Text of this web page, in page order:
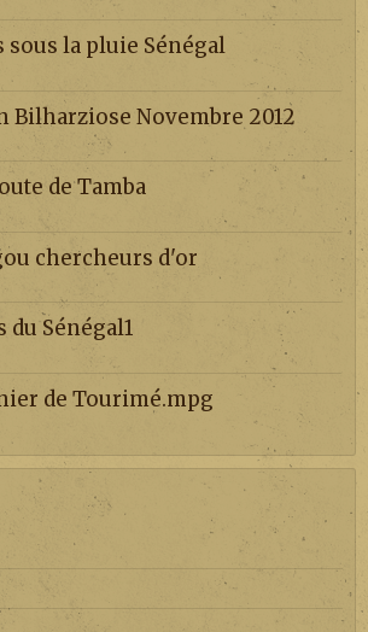
sous la pluie Sénégal
Bilharziose Novembre 2012
de Tamba
chercheurs d'or
du Sénégal1
de Tourimé.mpg